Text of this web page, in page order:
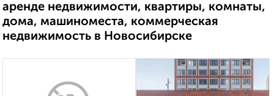
аренде недвижимости, квартиры, комнаты,
дома, машиноместа, коммерческая
недвижимость в Новосибирске